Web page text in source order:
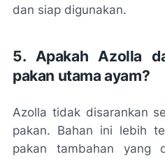
dan siap digunakan.
5. Apakah Azolla
pakan utama ayam?
Azolla tidak disarankan
pakan. Bahan ini lebih
pakan tambahan yang